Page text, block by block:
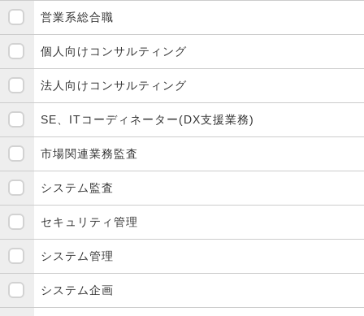
営業系総合職
個人向けコンサルティング
法人向けコンサルティング
SE、ITコーディネーター(DX支援業務)
市場関連業務監査
システム監査
セキュリティ管理
システム管理
システム企画